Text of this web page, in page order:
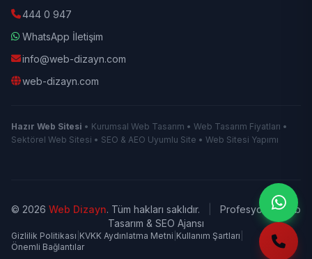
444 0 947
WhatsApp İletişim
info@web-dizayn.com
web-dizayn.com
Hazır Web Sitesi • Kurumsal Web Tasarım • Web Tasarım Fiyatları •
Sektörel Web Sitesi • SEO & AEO Uyumlu Site • Web Sitesi Yapımı
© 2026 Web Dizayn. Tüm hakları saklıdır.
Profesyonel Web
Tasarım & SEO Ajansı
Gizlilik Politikası KVKK Aydınlatma Metni Kullanım Şartları
Önemli Bağlantılar